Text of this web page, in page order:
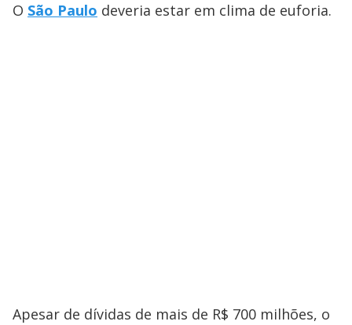
O São Paulo deveria estar em clima de euforia.
Apesar de dívidas de mais de R$ 700 milhões, o